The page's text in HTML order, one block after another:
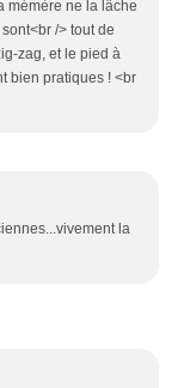
mémère ne la lâche
/> tout de
zag, et le pied à
bien pratiques ! <br
la